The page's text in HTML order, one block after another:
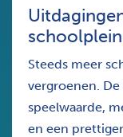
Steeds meer
vergroenen.
speelwaarde,
en een